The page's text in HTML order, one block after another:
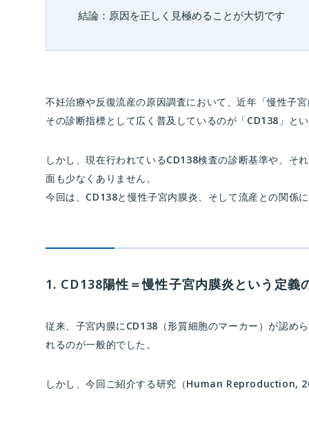
結論：原因を正しく見極めることが大切です
不妊治療や反復流産の原因調査において、近年「慢性子
その診断指標として広く普及しているのが「CD138」とい
しかし、現在行われているCD138検査の診断基準や、そ
面も少なくありません。
今回は、CD138と慢性子宮内膜炎、そして流産との関係
1. CD138陽性＝慢性子宮内膜炎という定義
従来、子宮内膜にCD138（形質細胞のマーカー）が認め
れるのが一般的でした。
しかし、今回ご紹介する研究（Human Reproduction,